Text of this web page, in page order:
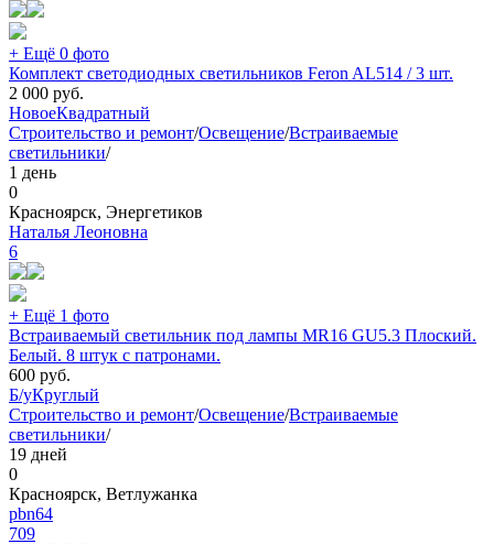
+ Ещё 0 фото
Комплект светодиодных светильников Feron AL514 / 3 шт.
2 000 руб.
НовоеКвадратный
Строительство и ремонт/Освещение/Встраиваемые
светильники/
1 день
0
Красноярск, Энергетиков
Наталья Леоновна
6
+ Ещё 1 фото
Встраиваемый светильник под лампы MR16 GU5.3 Плоский.
Белый. 8 штук с патронами.
600 руб.
Б/уКруглый
Строительство и ремонт/Освещение/Встраиваемые
светильники/
19 дней
0
Красноярск, Ветлужанка
pbn64
709